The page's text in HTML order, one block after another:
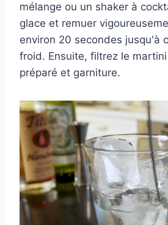
mélange ou un shaker à
glace et remuer
environ 20 secondes jusqu'à
froid. Ensuite, filtrez le
préparé et garniture.